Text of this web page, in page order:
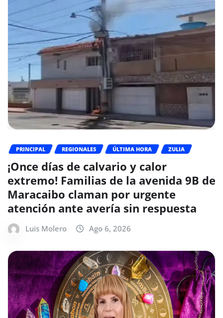
PRINCIPAL REGIONALES ÚLTIMA HORA ZULIA
¡Once días de calvario y calor
extremo! Familias de la avenida 9B de
Maracaibo claman por urgente
atención ante avería sin respuesta
Luis Molero Ago 6, 2026